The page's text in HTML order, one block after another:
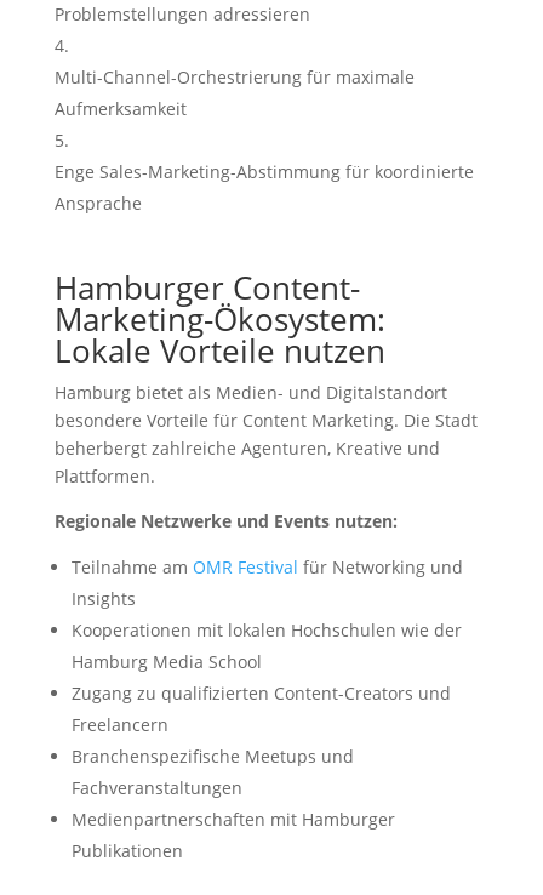
Problemstellungen adressieren
Multi-Channel-Orchestrierung für maximale
Aufmerksamkeit
Enge Sales-Marketing-Abstimmung für koordinierte
Ansprache
Hamburger Content-
Marketing-Ökosystem:
Lokale Vorteile nutzen
Hamburg bietet als Medien- und Digitalstandort
besondere Vorteile für Content Marketing. Die Stadt
beherbergt zahlreiche Agenturen, Kreative und
Plattformen.
Regionale Netzwerke und Events nutzen:
Teilnahme am OMR Festival für Networking und
Insights
Kooperationen mit lokalen Hochschulen wie der
Hamburg Media School
Zugang zu qualifizierten Content-Creators und
Freelancern
Branchenspezifische Meetups und
Fachveranstaltungen
Medienpartnerschaften mit Hamburger
Publikationen